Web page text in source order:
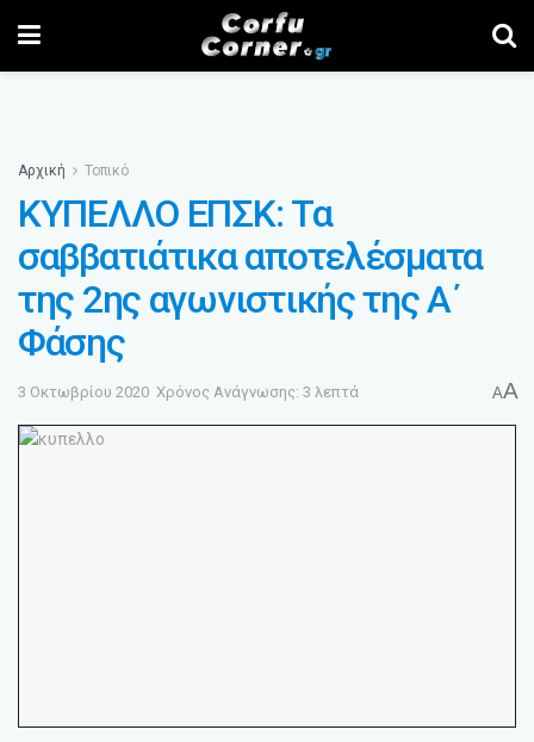
Αρχική Τοπικό
ΚΥΠΕΛΛΟ ΕΠΣΚ: Τα
σαββατιάτικα αποτελέσματα
της 2ης αγωνιστικής της Α΄
Φάσης
3 Οκτωβρίου 2020 Χρόνος Ανάγνωσης: 3 λεπτά AA